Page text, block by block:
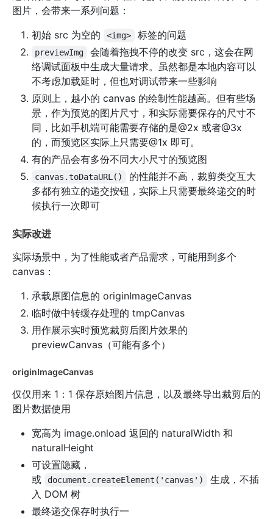
图片，会带来一系列问题：
初始 src 为空的
<img> 标签的问题
previewImg
会随着拖拽不停的改变 src，这会在网
络调试面板中生成大量请求。虽然都是本地内容可以
不考虑加载延时，但也对调试带来一些影响
原则上，越小的 canvas 的绘制性能越高。但有些场
景，作为预览的图片尺寸，和实际需要保存的尺寸不
同，比如手机端可能需要存储的是@2x 或者@3x
的，而预览区实际上只需要@1x 即可。
有的产品会有多份不同大小尺寸的预览图
canvas.toDataURL()
的性能并不高，裁剪类交互大
多都有独立的递交按钮，实际上只需要最终递交的时
候执行一次即可
实际改进
实际场景中，为了性能或者产品需求，可能用到多个
canvas：
承载原图信息的 originImageCanvas
临时做中转缓存处理的 tmpCanvas
用作展示实时预览裁剪后图片效果的
previewCanvas（可能有多个）
originImageCanvas
仅仅用来 1：1 保存原始图片信息，以及最终导出裁剪后的
图片数据使用
宽高为 image.onload 返回的 naturalWidth 和
naturalHeight
可设置隐藏，
或
document.createElement('canvas')
生成，不插
入 DOM 树
最终递交保存时执行一